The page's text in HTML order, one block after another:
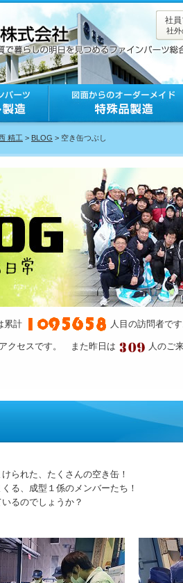
社員
社外
精工 > BLOG > 空き缶つぶし
累計 人目の訪問者です
クセスです。 また昨日は 人のご
られた、たくさんの空き缶！
る、成型１係のメンバーたち！
るのでしょうか？